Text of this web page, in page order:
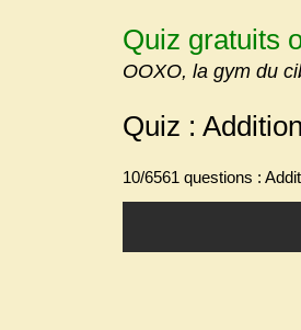
Quiz gratuits
OOXO, la gym du
Quiz :
10/6561 questions :